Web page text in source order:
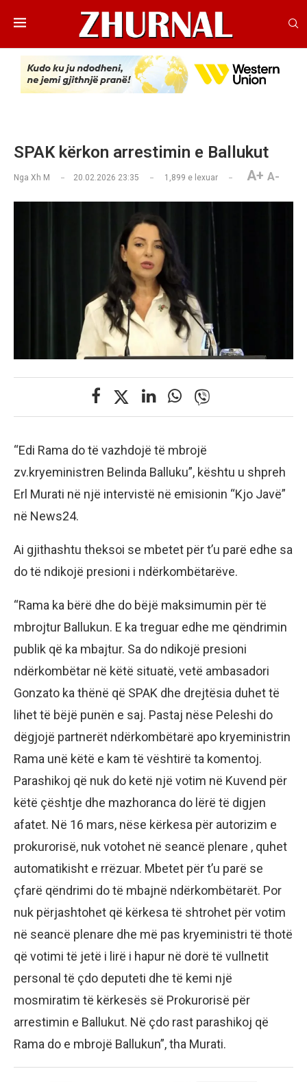
SPAK kërkon arrestimin e Ballukut
Nga Xh M 20.02.2026 23:35 1,899 e lexuar A+ A-
“Edi Rama do të vazhdojë të mbrojë
zv.kryeministren Belinda Balluku”, kështu u shpreh
Erl Murati në një intervistë në emisionin “Kjo Javë”
në News24.
Ai gjithashtu theksoi se mbetet për t’u parë edhe sa
do të ndikojë presioni i ndërkombëtarëve.
“Rama ka bërë dhe do bëjë maksimumin për të
mbrojtur Ballukun. E ka treguar edhe me qëndrimin
publik që ka mbajtur. Sa do ndikojë presioni
ndërkombëtar në këtë situatë, vetë ambasadori
Gonzato ka thënë që SPAK dhe drejtësia duhet të
lihet të bëjë punën e saj. Pastaj nëse Peleshi do
dëgjojë partnerët ndërkombëtarë apo kryeministrin
Rama unë këtë e kam të vështirë ta komentoj.
Parashikoj që nuk do ketë një votim në Kuvend për
këtë çështje dhe mazhoranca do lërë të digjen
afatet. Në 16 mars, nëse kërkesa për autorizim e
prokurorisë, nuk votohet në seancë plenare , quhet
automatikisht e rrëzuar. Mbetet për t’u parë se
çfarë qëndrimi do të mbajnë ndërkombëtarët. Por
nuk përjashtohet që kërkesa të shtrohet për votim
në seancë plenare dhe më pas kryeministri të thotë
që votimi të jetë i lirë i hapur në dorë të vullnetit
personal të çdo deputeti dhe të kemi një
mosmiratim të kërkesës së Prokurorisë për
arrestimin e Ballukut. Në çdo rast parashikoj që
Rama do e mbrojë Ballukun”, tha Murati.